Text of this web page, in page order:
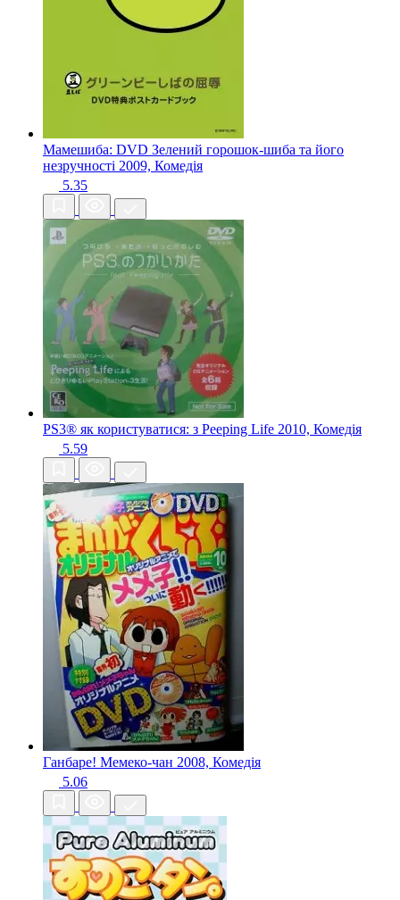
Мамешиба: DVD Зелений горошок-шиба та його
незручності 2009, Комедія
5.35
PS3® як користуватися: з Peeping Life 2010, Комедія
5.59
Ганбаре! Мемеко-чан 2008, Комедія
5.06